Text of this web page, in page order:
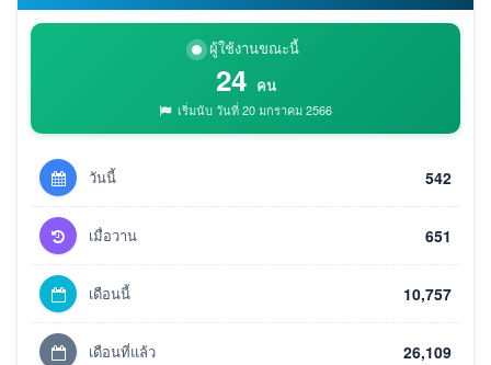
ผู้ใช้งานขณะนี้
24 คน
เริ่มนับ วันที่ 20 มกราคม 2566
วันนี้ 542
เมื่อวาน 651
เดือนนี้ 10,757
เดือนที่แล้ว 26,109